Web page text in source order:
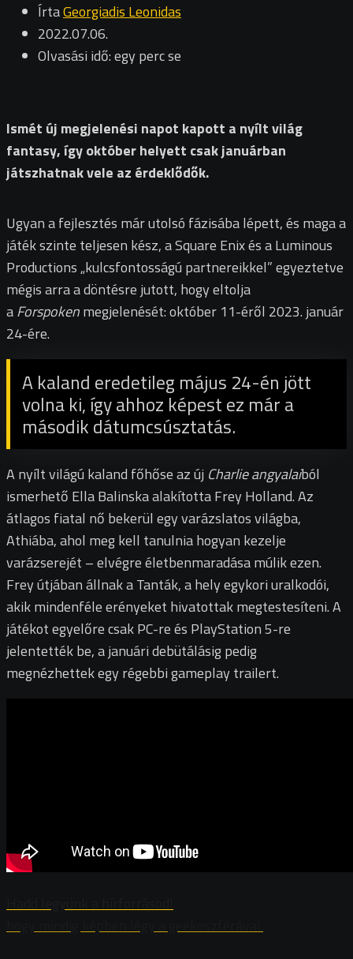
ÍrtaGeorgiadis Leonidas
2022.07.06.
Olvasási idő: egy perc se
Ismét új megjelenési napot kapott a nyílt világ
fantasy, így október helyett csak januárban
játszhatnak vele az érdeklődők.
Ugyan a fejlesztés már utolsó fázisába lépett, és maga a
játék szinte teljesen kész, a Square Enix és a Luminous
Productions „kulcsfontosságú partnereikkel” egyeztetve
mégis arra a döntésre jutott, hogy eltolja
aForspokenmegjelenését: október 11-éről 2023. január
24-ére.
A kaland eredetileg május 24-én jött
volna ki, így ahhoz képest ez már a
második dátumcsúsztatás.
A nyílt világú kaland főhőse az új Charlie angyalaiból
ismerhető Ella Balinska alakította Frey Holland. Az
átlagos fiatal nő bekerül egy varázslatos világba,
Athiába, ahol meg kell tanulnia hogyan kezelje
varázserejét – elvégre életbenmaradása múlik ezen.
Frey útjában állnak a Tanták, a hely egykori uralkodói,
akik mindenféle erényeket hivatottak megtestesíteni. A
játékot egyelőre csak PC-re és PlayStation 5-re
jelentették be, a januári debütálásig pedig
megnézhettek egy régebbi gameplay trailert.